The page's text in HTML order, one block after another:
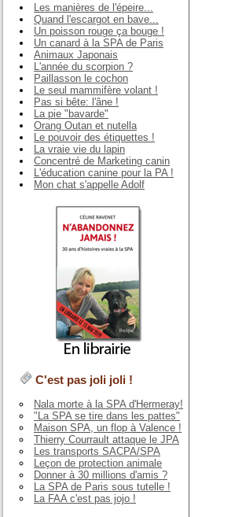
Les manières de l'épeire...
Quand l'escargot en bave...
Un poisson rouge ça bouge !
Un canard à la SPA de Paris
Animaux Japonais
L'année du scorpion ?
Paillasson le cochon
Le seul mammifère volant !
Pas si bête: l'âne !
La pie "bavarde"
Orang Outan et nutella
Le pouvoir des étiquettes !
La vraie vie du lapin
Concentré de Marketing canin
L'éducation canine pour la PA !
Mon chat s'appelle Adolf
C'est pas joli joli !
Nala morte à la SPA d'Hermeray!
"La SPA se tire dans les pattes"
Maison SPA, un flop à Valence !
Thierry Courrault attaque le JPA
Les transports SACPA/SPA
Leçon de protection animale
Donner à 30 millions d'amis ?
La SPA de Paris sous tutelle !
La FAA c'est pas jojo !